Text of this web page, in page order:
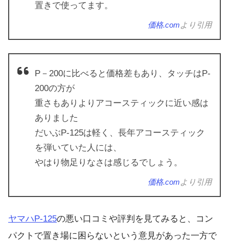
置きで使ってます。
価格.comより引用
P－200に比べると価格差もあり、タッチはP-
200の方が
重さもありよりアコースティックに近い感は
ありました
だいぶP-125は軽く、長年アコースティック
を弾いていた人には、
やはり物足りなさは感じるでしょう。
価格.com より引用
ヤマハP-125の悪い口コミや評判を見てみると、コン
パクトで置き場に困らないという意見があった一方で